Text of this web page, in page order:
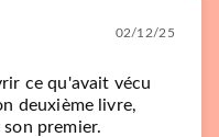
02/12/25
ce qu'avait vécu
deuxième livre,
premier.